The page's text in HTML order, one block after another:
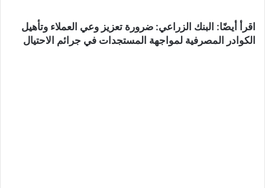
اقرأ أيضًا: البنك الزراعي: ضرورة تعزيز وعي العملاء وتأهيل
الكوادر المصرفية لمواجهة المستجدات في جرائم الاحتيال